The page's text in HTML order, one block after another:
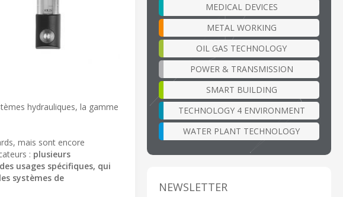
hydrauliques, la gamme
mais sont encore
: plusieurs
usages spécifiques, qui
systèmes de
MEDICAL DEVICES
METAL WORKING
OIL GAS TECHNOLOGY
POWER & TRANSMISSION
SMART BUILDING
TECHNOLOGY 4 ENVIRONMENT
WATER PLANT TECHNOLOGY
NEWSLETTER